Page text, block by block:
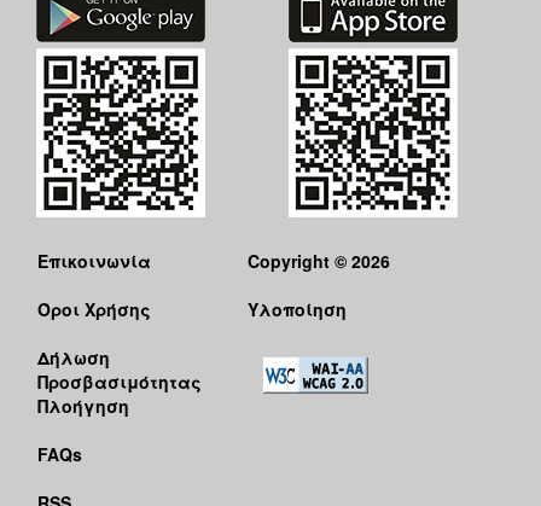
Επικοινωνία
Όροι Χρήσης
Δήλωση
Προσβασιμότητας
Πλοήγηση
FAQs
Copyright © 2026
Υλοποίηση